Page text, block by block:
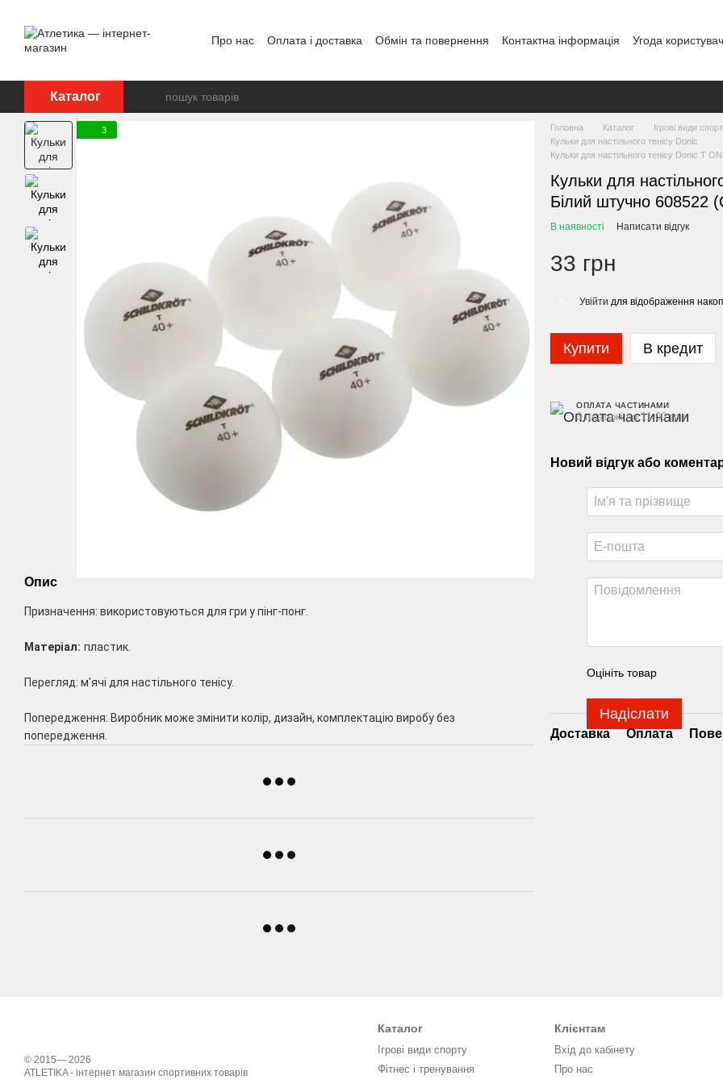
Про нас Оплата і доставка Обмін та повернення Контактна інформація
Угода
Каталог
3
Опис
Призначення: використовуються для гри у пінг-понг.
Матеріал: пластик.
Перегляд: м'ячі для настільного тенісу.
Попередження: Виробник може змінити колір, дизайн, комплектацію виробу без
попередження.
Головна Каталог Ігрові види
Кульки для настільного тенісу Donic
Кульки для настільного тенісу Donic T
Кульки для
Білий штучно 608522
В наявності Написати відгук
33 грн
Увійти для відображення
Купити В кредит
ОПЛАТА ЧАСТИНАМИ
3 платежі по 11.00 грн
Новий відгук або
Оцініть товар
Надіслати
Доставка Оплата
© 2015— 2026
ATLETIKA - інтернет магазин спортивних товарів
Каталог
Ігрові види спорту
Фітнес і тренування
Клієнтам
Вхід до кабінету
Про нас